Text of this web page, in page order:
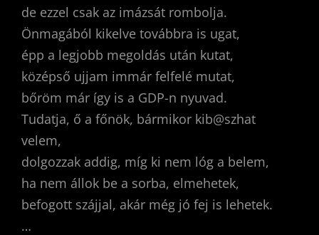
de ezzel csak az imázsát rombolja.
Önmagából kikelve továbbra is ugat,
épp a legjobb megoldás után kutat,
középső ujjam immár felfelé mutat,
bőröm már így is a GDP-n nyuvad.
Tudatja, ő a főnök, bármikor kib@szhat
velem,
dolgozzak addig, míg ki nem lóg a belem,
ha nem állok be a sorba, elmehetek,
befogott szájjal, akár még jó fej is lehetek.
…